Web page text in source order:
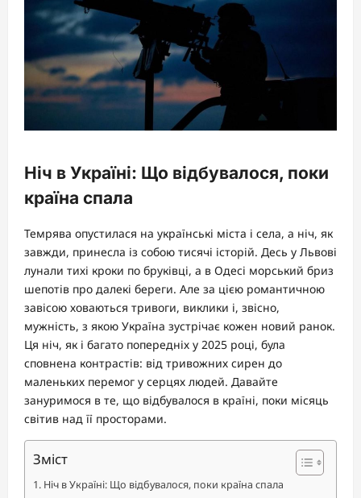
Ніч в Україні: Що відбувалося, поки
країна спала
Темрява опустилася на українські міста і села, а ніч, як
завжди, принесла із собою тисячі історій. Десь у Львові
лунали тихі кроки по бруківці, а в Одесі морський бриз
шепотів про далекі береги. Але за цією романтичною
завісою ховаються тривоги, виклики і, звісно,
мужність, з якою Україна зустрічає кожен новий ранок.
Ця ніч, як і багато попередніх у 2025 році, була
сповнена контрастів: від тривожних сирен до
маленьких перемог у серцях людей. Давайте
зануримося в те, що відбувалося в країні, поки місяць
світив над її просторами.
Зміст
Ніч в Україні: Що відбувалося, поки країна спала